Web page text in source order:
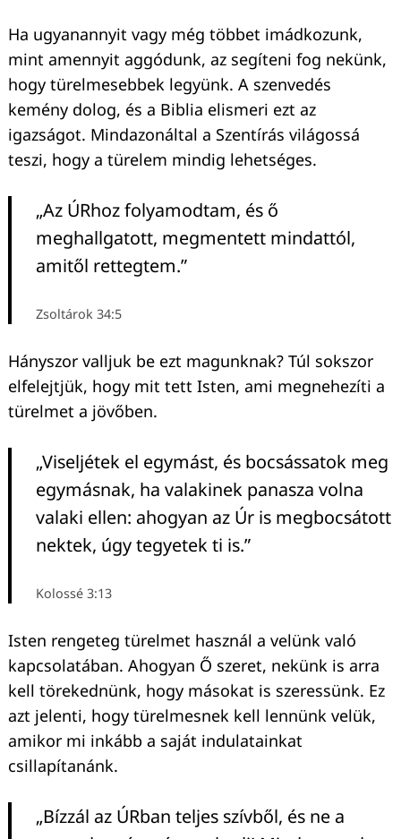
Ha ugyanannyit vagy még többet imádkozunk,
mint amennyit aggódunk, az segíteni fog nekünk,
hogy türelmesebbek legyünk. A szenvedés
kemény dolog, és a Biblia elismeri ezt az
igazságot. Mindazonáltal a Szentírás világossá
teszi, hogy a türelem mindig lehetséges.
„Az ÚRhoz folyamodtam, és ő
meghallgatott, megmentett mindattól,
amitől rettegtem.”
Zsoltárok 34:5
Hányszor valljuk be ezt magunknak? Túl sokszor
elfelejtjük, hogy mit tett Isten, ami megnehezíti a
türelmet a jövőben.
„Viseljétek el egymást, és bocsássatok meg
egymásnak, ha valakinek panasza volna
valaki ellen: ahogyan az Úr is megbocsátott
nektek, úgy tegyetek ti is.”
Kolossé 3:13
Isten rengeteg türelmet használ a velünk való
kapcsolatában. Ahogyan Ő szeret, nekünk is arra
kell törekednünk, hogy másokat is szeressünk. Ez
azt jelenti, hogy türelmesnek kell lennünk velük,
amikor mi inkább a saját indulatainkat
csillapítanánk.
„Bízzál az ÚRban teljes szívből, és ne a